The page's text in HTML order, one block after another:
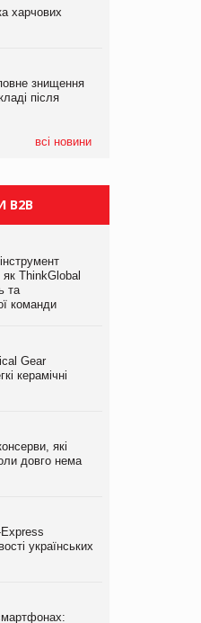
харчових
знищення
після
всі новини
харчових
знищення
після
харчових
знищення
після
B2B
ThinkGlobal
та
команди
Gear
керамічні
які
довго нема
українських